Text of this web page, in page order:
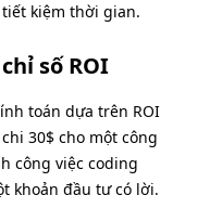
kiệm thời gian.
số ROI
toán dựa trên ROI
30$ cho một công
công việc coding
khoản đầu tư có lời.